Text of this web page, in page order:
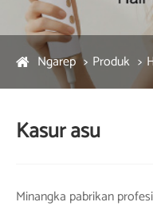
Ngarep Produk
Kasur asu
Minangka pabrikan